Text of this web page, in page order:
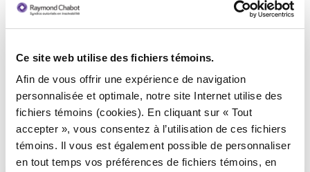
Ce site web utilise des fichiers témoins.
Afin de vous offrir une expérience de navigation
personnalisée et optimale, notre site Internet utilise des
fichiers témoins (cookies). En cliquant sur « Tout
accepter », vous consentez à l’utilisation de ces fichiers
témoins. Il vous est également possible de personnaliser
en tout temps vos préférences de fichiers témoins, en
Syndic responsable du dossier